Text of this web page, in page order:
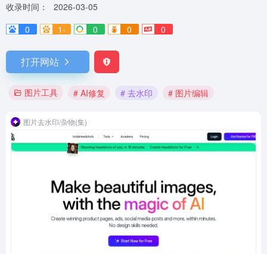
收录时间：
2026-03-05
0
1- 0 0 0
打开网站
图片工具 # AI修复 # 去水印 # 图片编辑
图片去水印/杂物(集)